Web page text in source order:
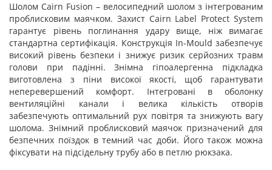
Шолом Cairn Fusion – велосипедний шолом з інтегрованим
проблисковим маячком. Захист Cairn Label Protect System
гарантує рівень поглинання удару вище, ніж вимагає
стандартна сертифікація. Конструкція In-Mould забезпечує
високий рівень безпеки і знижує ризик серйозних травм
голови при падінні. Знімна гіпоалергенна підкладка
виготовлена ​​з піни високої якості, щоб гарантувати
неперевершений комфорт. Інтегровані в оболонку
вентиляційні канали і велика кількість отворів
забезпечують оптимальний рух повітря та знижують вагу
шолома. Знімний проблисковий маячок призначений для
безпечних поїздок в темний час доби. Його також можна
фіксувати на підсідельну трубу або в петлю рюкзака.